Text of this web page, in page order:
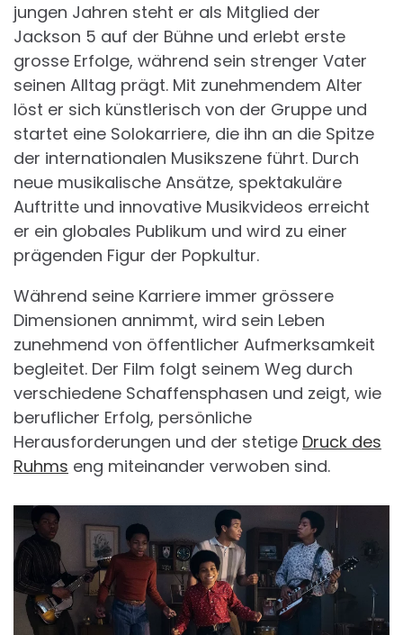
jungen Jahren steht er als Mitglied der
Jackson 5 auf der Bühne und erlebt erste
grosse Erfolge, während sein strenger Vater
seinen Alltag prägt. Mit zunehmendem Alter
löst er sich künstlerisch von der Gruppe und
startet eine Solokarriere, die ihn an die Spitze
der internationalen Musikszene führt. Durch
neue musikalische Ansätze, spektakuläre
Auftritte und innovative Musikvideos erreicht
er ein globales Publikum und wird zu einer
prägenden Figur der Popkultur.
Während seine Karriere immer grössere
Dimensionen annimmt, wird sein Leben
zunehmend von öffentlicher Aufmerksamkeit
begleitet. Der Film folgt seinem Weg durch
verschiedene Schaffensphasen und zeigt, wie
beruflicher Erfolg, persönliche
Herausforderungen und der stetige Druck des
Ruhms eng miteinander verwoben sind.